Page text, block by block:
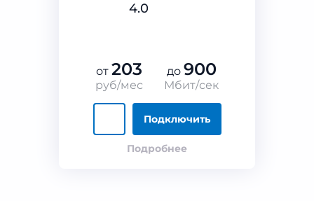
4.0
от 203
руб/мес
до 900
Мбит/сек
Подключить
Подробнее